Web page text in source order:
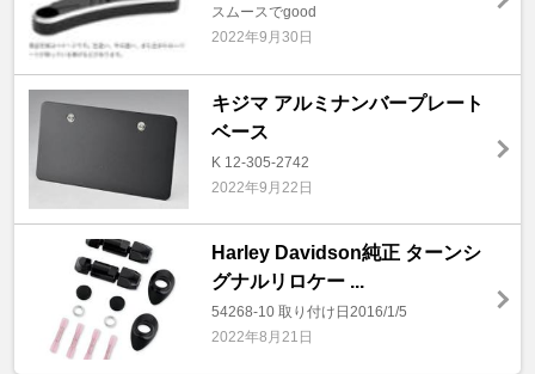
スムースでgood
2022年9月30日
キジマ アルミナンバープレート
ベース
K 12-305-2742
2022年9月22日
Harley Davidson純正 ターンシ
グナルリロケー ...
54268-10 取り付け日2016/1/5
2022年8月21日